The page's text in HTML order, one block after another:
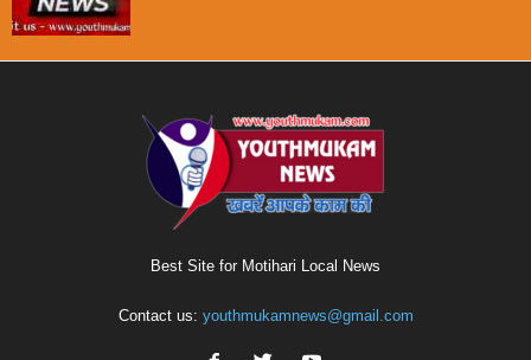
Best Site for Motihari Local News
Contact us: youthmukamnews@gmail.com